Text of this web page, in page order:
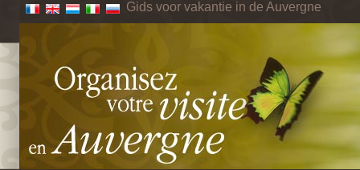
Gids voor vakantie in de Auvergne